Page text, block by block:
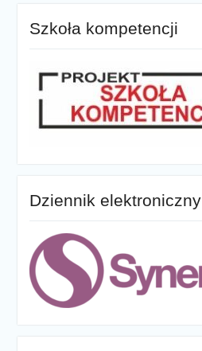
Szkoła kompetencji
Dziennik elektroniczny